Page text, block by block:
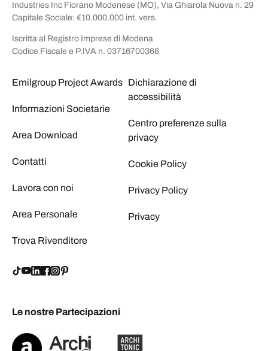
Industries Inc Fiorano Modenese (MO), Via Ghiarola Nuova n. 29
Capitale Sociale: €10.000.000 int. vers.
Iscritta al Registro Imprese di Modena
Codice Fiscale e P.IVA n. 03716700368
Emilgroup Project Awards
Informazioni Societarie
Area Download
Contatti
Lavora con noi
Area Personale
Trova Rivenditore
Dichiarazione di
accessibilità
Centro preferenze sulla
privacy
Cookie Policy
Privacy Policy
Privacy
Le nostre Partecipazioni